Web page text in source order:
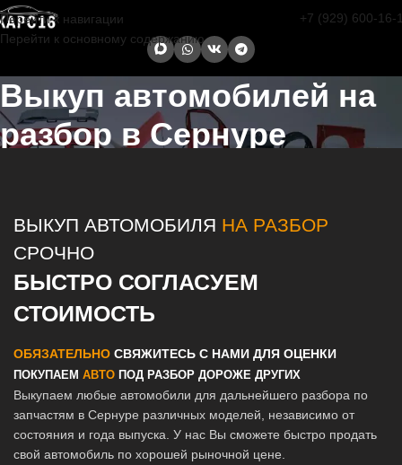
Перейти к навигации
Перейти к основному содержанию
+7 (929) 600-16-
Выкуп автомобилей на
разбор в Сернуре
ВЫКУП АВТОМОБИЛЯ НА РАЗБОР
СРОЧНО
БЫСТРО СОГЛАСУЕМ
СТОИМОСТЬ
ОБЯЗАТЕЛЬНО СВЯЖИТЕСЬ С НАМИ ДЛЯ ОЦЕНКИ
ПОКУПАЕМ АВТО ПОД РАЗБОР ДОРОЖЕ ДРУГИХ
Выкупаем любые автомобили для дальнейшего разбора по
запчастям в Сернуре различных моделей, независимо от
состояния и года выпуска. У нас Вы сможете быстро продать
свой автомобиль по хорошей рыночной цене.